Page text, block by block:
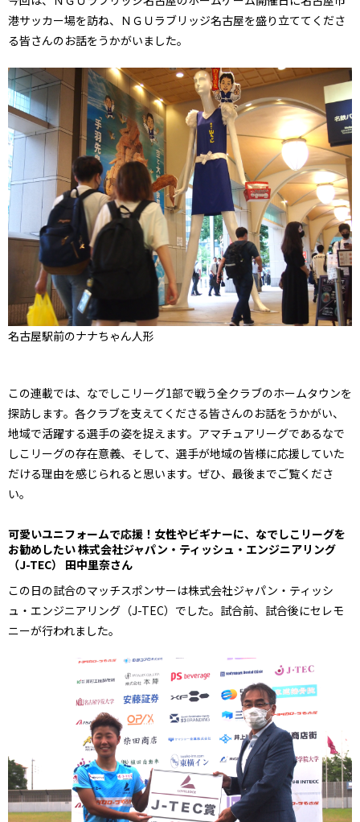
港サッカー場を訪ね、ＮＧＵラブリッジ名古屋を盛り立ててくださ
る皆さんのお話をうかがいました。
名古屋駅前のナナちゃん人形
この連載では、なでしこリーグ1部で戦う全クラブのホームタウンを
探訪します。各クラブを支えてくださる皆さんのお話をうかがい、
地域で活躍する選手の姿を捉えます。アマチュアリーグであるなで
しこリーグの存在意義、そして、選手が地域の皆様に応援していた
だける理由を感じられると思います。ぜひ、最後までご覧くださ
い。
可愛いユニフォームで応援！女性やビギナーに、なでしこリーグを
お勧めしたい 株式会社ジャパン・ティッシュ・エンジニアリング
（J-TEC） 田中里奈さん
この日の試合のマッチスポンサーは株式会社ジャパン・ティッシ
ュ・エンジニアリング（J-TEC）でした。試合前、試合後にセレモ
ニーが行われました。